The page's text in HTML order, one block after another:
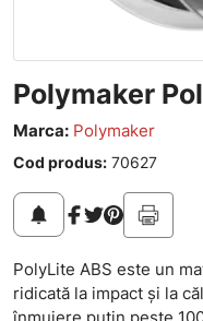
Polymaker
Marca: Polymaker
Cod produs: 70627
notifications
PolyLite ABS este un
ridicată la impact și la